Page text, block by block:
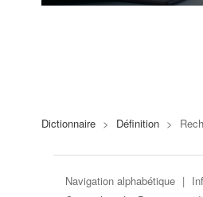
Dictionnaire > Définition >
Navigation alphabétique |